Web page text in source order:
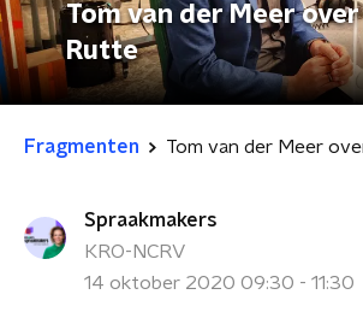
Tom van der Meer
Rutte
Fragmenten Tom van der Meer
Spraakmakers
KRO-NCRV
14 oktober 2020 09:30 - 11:30